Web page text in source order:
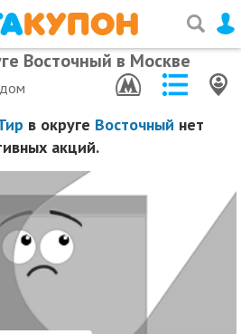
Восточный в Москве
в округе Восточный нет
акций.